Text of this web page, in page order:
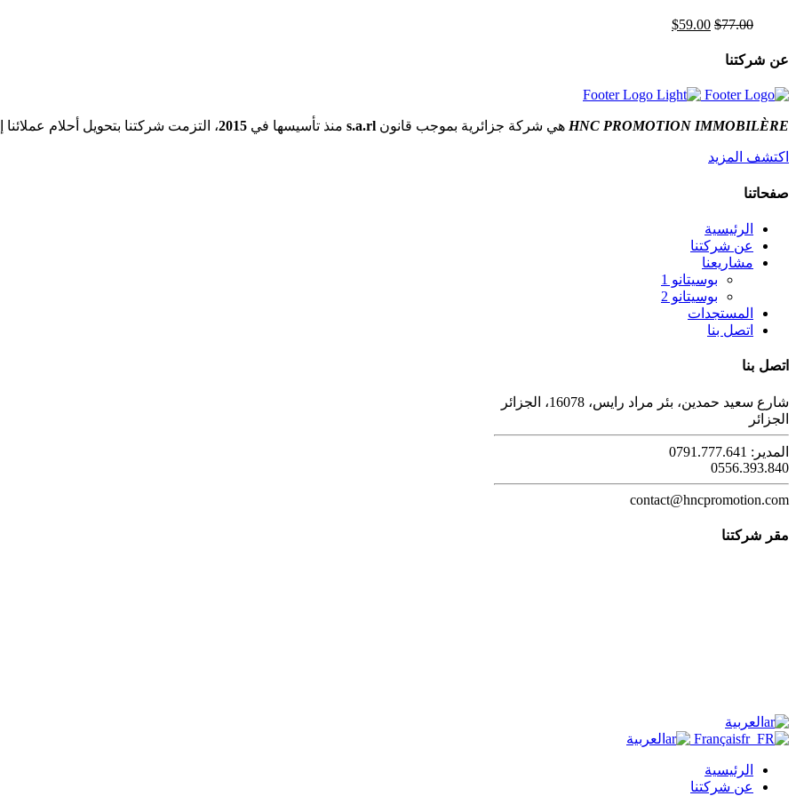
$77.00
السعر$59.00 السعر
عن شركتنا
HNC PROMOTION IMMOBILÈRE هي شركة جزائرية بموجب قانون s.a.rl منذ تأسيسها في 2015، التزمت شركتنا بتحويل أحلام
اكتشف المزيد
صفحاتنا
الرئيسية
عن شركتنا
مشاريعنا
بوسيتانو 1
بوسيتانو 2
المستجدات
اتصل بنا
اتصل بنا
شارع سعيد حمدين، بئر مراد رايس، 16078، الجزائر
الجزائر
المدير: 0791.777.641
0556.393.840
contact@hncpromotion.com
مقر شركتنا
العربية
Français
العربية
الرئيسية
عن شركتنا